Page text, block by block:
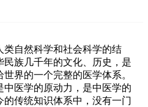
类自然科学和社会科学的结
民族几千年的文化、历史，是
界的一个完整的医学体系。
中医学的原动力，是中医学的
的传统知识体系中，没有一门